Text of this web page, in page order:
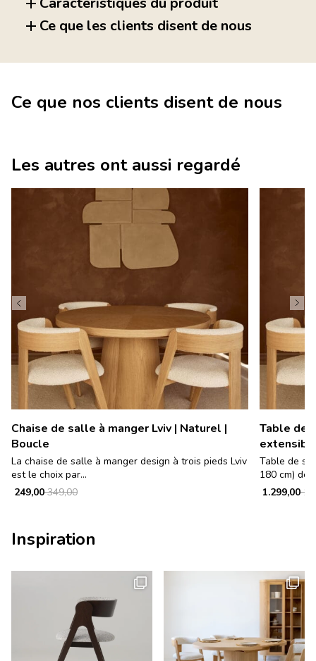
Ce que les clients disent de nous
Ce que nos clients disent de nous
Les autres ont aussi regardé
Chaise de salle à manger Lviv | Naturel |
Boucle
La chaise de salle à manger design à trois pieds Lviv
est le choix par...
349,00
249,00
Table de
extensib
Table de
180 cm) de
1.299,00
Inspiration